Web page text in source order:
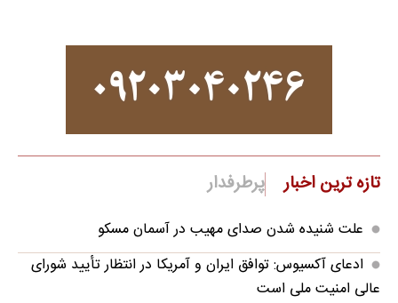
تازه ترین اخبار پرطرفدار
علت شنیده شدن صدای مهیب در آسمان مسکو
ادعای آکسیوس: توافق ایران و آمریکا در انتظار تأیید شورای
عالی امنیت ملی است